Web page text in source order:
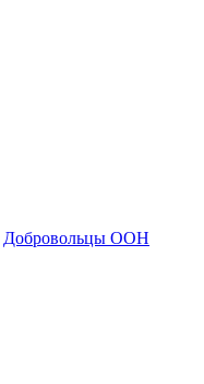
Добровольцы ООН